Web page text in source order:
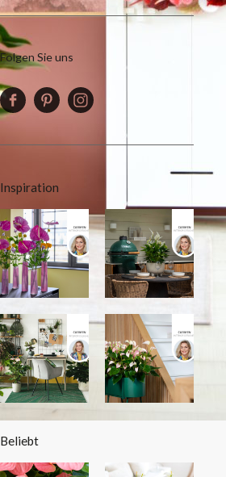
Folgen Sie uns
Inspiration
Beliebt